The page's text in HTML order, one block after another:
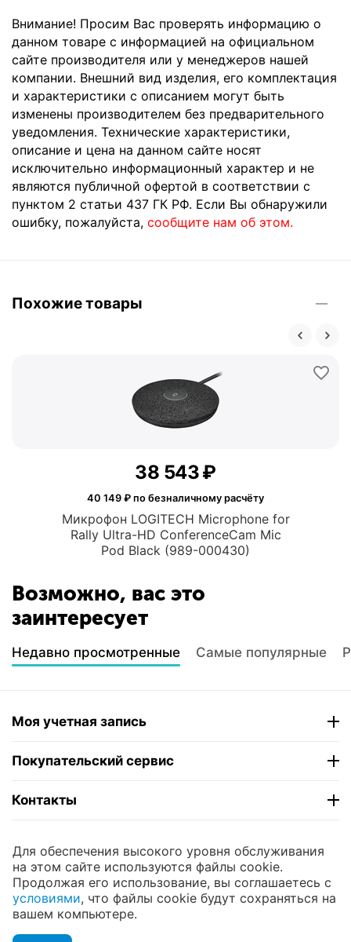
Внимание! Просим Вас проверять информацию о
данном товаре с информацией на официальном
сайте производителя или у менеджеров нашей
компании. Внешний вид изделия, его комплектация
и характеристики с описанием могут быть
изменены производителем без предварительного
уведомления. Технические характеристики,
описание и цена на данном сайте носят
исключительно информационный характер и не
являются публичной офертой в соответствии с
пунктом 2 статьи 437 ГК РФ. Если Вы обнаружили
ошибку, пожалуйста, сообщите нам об этом.
Похожие товары
Микрофон LOGITECH Microphone for
Rally Ultra-HD ConferenceCam Mic
Pod Black (989-000430)
38 543₽
40 149 ₽ по безналичному расчёту
Возможно, вас это
заинтересует
Недавно просмотренные Самые популярные
Моя учетная запись
Покупательский сервис
Контакты
© 2004 - 2026 ЮНИКОМП. На базе CS-Cart
премиум темы —© AB: UniTheme2
Для обеспечения высокого уровня обслуживания
на этом сайте используются файлы cookie.
Продолжая его использование, вы соглашаетесь с
условиями, что файлы cookie будут сохраняться на
вашем компьютере.